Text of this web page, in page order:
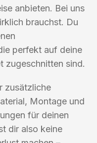
anbieten. Bei uns
brauchst. Du
perfekt auf deine
zugeschnitten sind.
zusätzliche
Montage und
für deinen
dir also keine